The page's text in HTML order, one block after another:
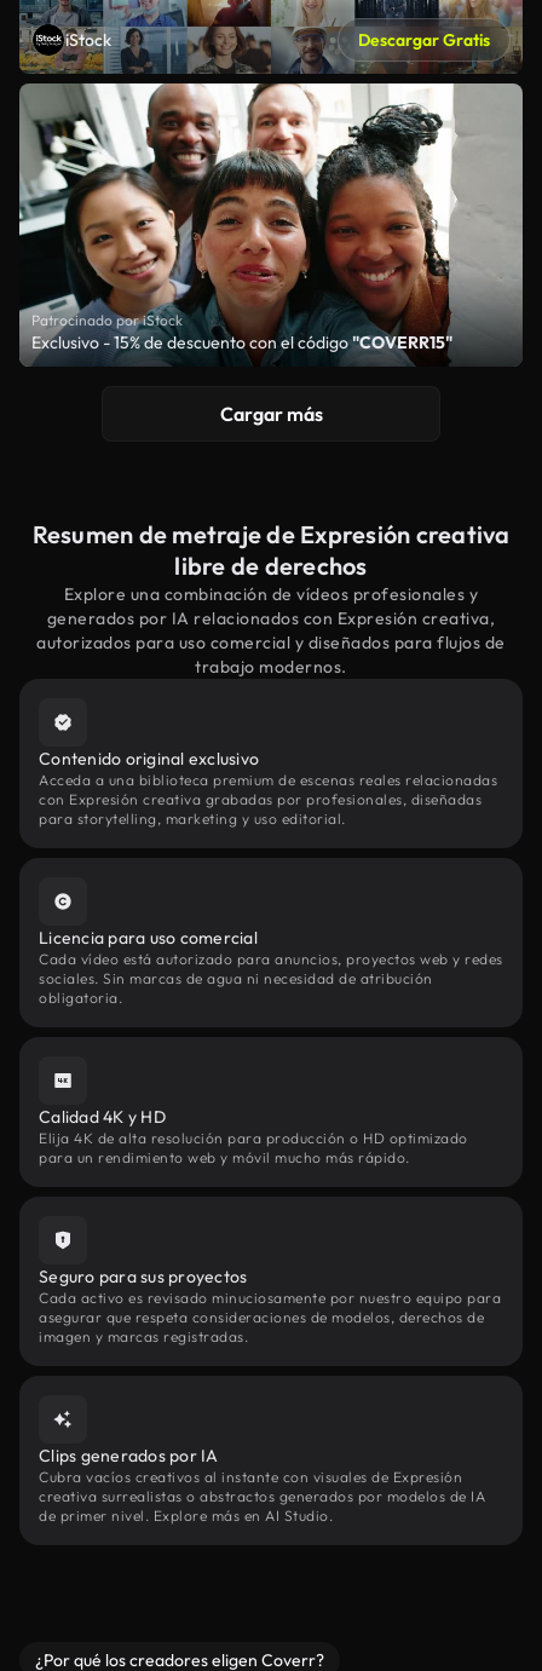
iStock Descargar Gratis
Patrocinado por iStock
Exclusivo - 15% de descuento con el código"COVERR15"
Cargar más
Resumen de metraje de Expresión creativa
libre de derechos
Explore una combinación de vídeos profesionales y
generados por IA relacionados con Expresión creativa,
autorizados para uso comercial y diseñados para flujos de
trabajo modernos.
Contenido original exclusivo
Acceda a una biblioteca premium de escenas reales relacionadas
con Expresión creativa grabadas por profesionales, diseñadas
para storytelling, marketing y uso editorial.
Licencia para uso comercial
Cada vídeo está autorizado para anuncios, proyectos web y redes
sociales. Sin marcas de agua ni necesidad de atribución
obligatoria.
Calidad 4K y HD
Elija 4K de alta resolución para producción o HD optimizado
para un rendimiento web y móvil mucho más rápido.
Seguro para sus proyectos
Cada activo es revisado minuciosamente por nuestro equipo para
asegurar que respeta consideraciones de modelos, derechos de
imagen y marcas registradas.
Clips generados por IA
Cubra vacíos creativos al instante con visuales de Expresión
creativa surrealistas o abstractos generados por modelos de IA
de primer nivel. Explore más en AI Studio.
¿Por qué los creadores eligen Coverr?